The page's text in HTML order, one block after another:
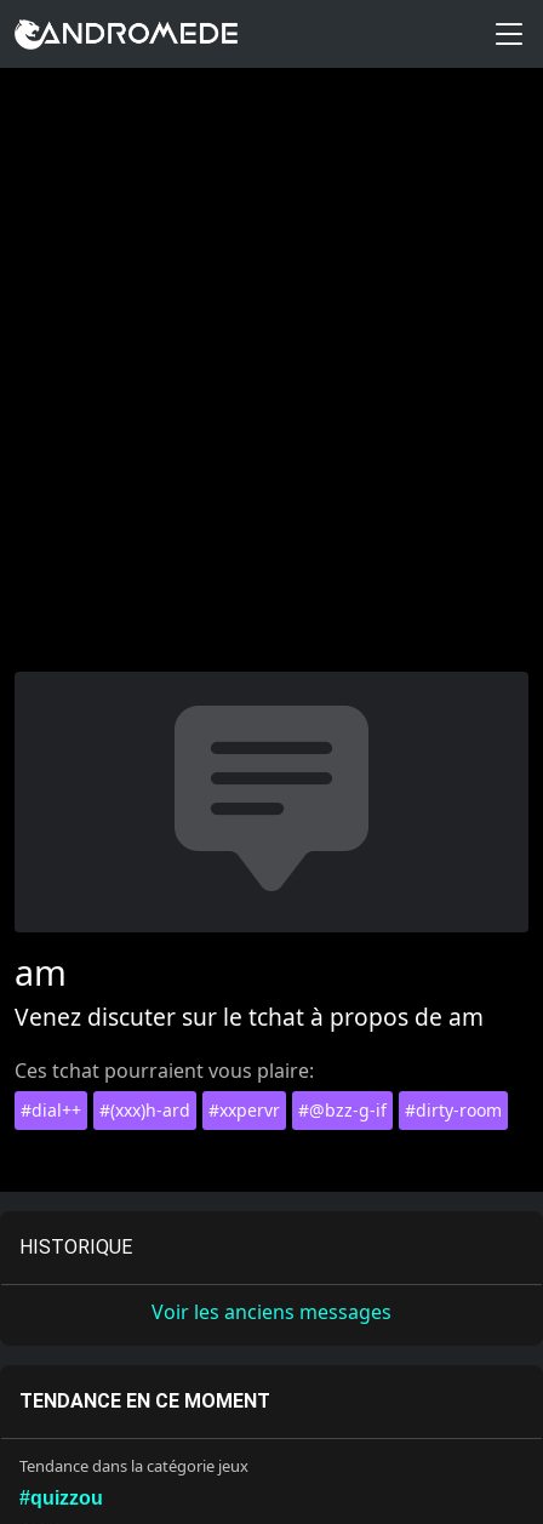
am
Venez discuter sur le tchat à propos de am
Ces tchat pourraient vous plaire:
#dial++ #(xxx)h-ard #xxpervr #@bzz-g-if #dirty-room
HISTORIQUE
Voir les anciens messages
TENDANCE EN CE MOMENT
Tendance dans la catégorie jeux
#quizzou